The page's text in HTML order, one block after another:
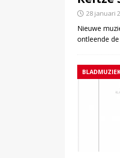
28 januari
Nieuwe
ontleende